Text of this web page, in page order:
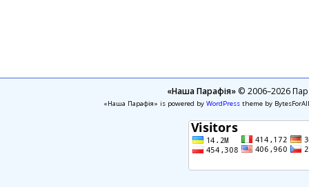
«Наша Парафія»© 2006–2026
«Наша Парафія» is powered by WordPresstheme by